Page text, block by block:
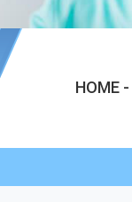
HOME -